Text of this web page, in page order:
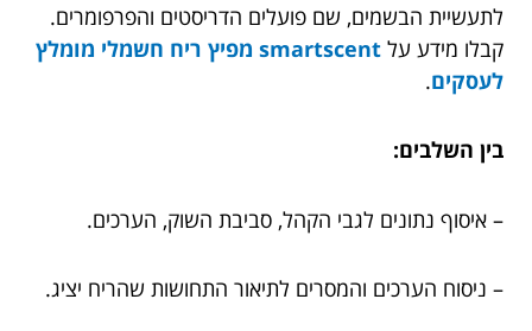
לתעשיית הבשמים, שם פועלים הדריסטים והפרפומרים.
קבלו מידע על
smartscent מפיץ ריח חשמלי מומלץ
לעסקים.
בין השלבים:
– איסוף נתונים לגבי הקהל, סביבת השוק, הערכים.
– ניסוח הערכים והמסרים לתיאור התחושות שהריח יציג.